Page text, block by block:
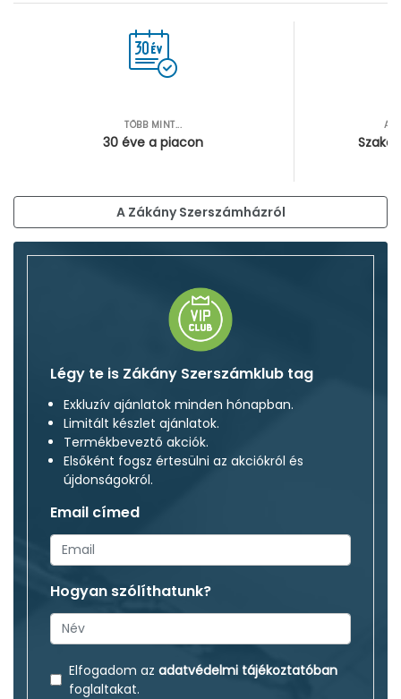
TÖBB MINT...
30 éve a piacon
A Zákány Szerszámházról
Légy te is Zákány Szerszámklub tag
Exkluzív ajánlatok minden hónapban.
Limitált készlet ajánlatok.
Termékbeveztő akciók.
Elsőként fogsz értesülni az akciókról és
újdonságokról.
Email címed
Hogyan szólíthatunk?
Elfogadom az adatvédelmi tájékoztatóban
foglaltakat.